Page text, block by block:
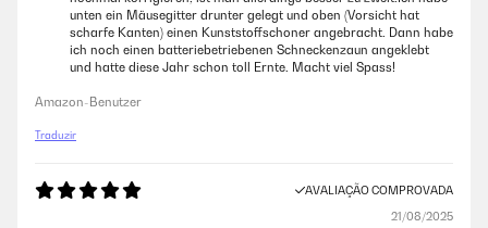
unten ein Mäusegitter drunter gelegt und oben (Vorsicht hat
scharfe Kanten) einen Kunststoffschoner angebracht. Dann habe
ich noch einen batteriebetriebenen Schneckenzaun angeklebt
und hatte diese Jahr schon toll Ernte. Macht viel Spass!
Amazon-Benutzer
Traduzir
AVALIAÇÃO COMPROVADA
21/08/2025